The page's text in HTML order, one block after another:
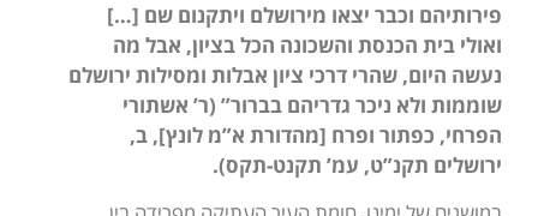
פירותיהם וכבר יצאו מירושלם ויתקנום שם […]
ואולי בית הכנסת והשכונה הכל בציון, אבל מה
נעשה היום, שהרי דרכי ציון אבלות ומסילות ירושלם
שוממות ולא ניכר גדריהם בברור” (ר’ אשתורי
הפרחי, כפתור ופרח [מהדורת א”מ לונץ], ב,
ירושלים תקנ”ט, עמ’ תקנט-תקס).